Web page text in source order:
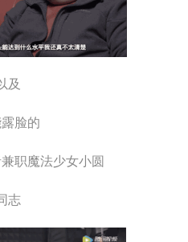
及
脸的
职魔法少女小圆
志